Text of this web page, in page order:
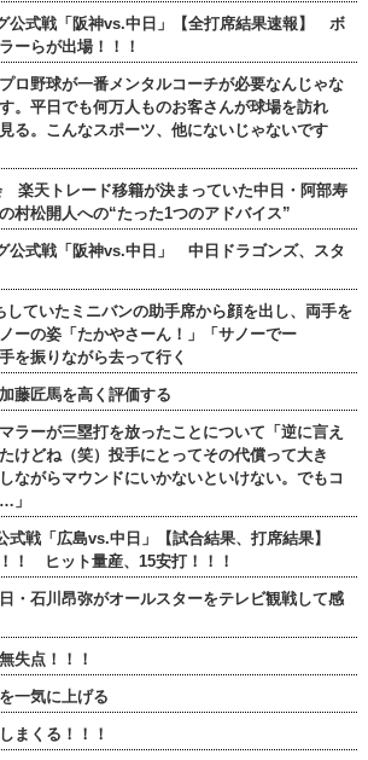
公式戦「阪神vs.中日」【全打席結果速報】 ボ
ーらが出場！！！
ロ野球が一番メンタルコーチが必要なんじゃな
。平日でも何万人ものお客さんが球場を訪れ
る。こんなスポーツ、他にないじゃないです
楽天トレード移籍が決まっていた中日・阿部寿
村松開人への“たった1つのアドバイス”
公式戦「阪神vs.中日」 中日ドラゴンズ、スタ
していたミニバンの助手席から顔を出し、両手を
ーの姿「たかやさーん！」「サノーでー
振りながら去って行く
藤匠馬を高く評価する
ラーが三塁打を放ったことについて「逆に言え
けどね（笑）投手にとってその代償って大き
ながらマウンドにいかないといけない。でもコ
」
戦「広島vs.中日」【試合結果、打席結果】
！ ヒット量産、15安打！！！
・石川昂弥がオールスターをテレビ観戦して感
失点！！！
一気に上げる
まくる！！！